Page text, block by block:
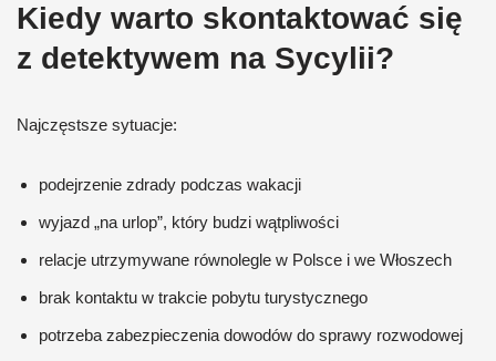
Kiedy warto skontaktować się
z detektywem na Sycylii?
Najczęstsze sytuacje:
podejrzenie zdrady podczas wakacji
wyjazd „na urlop”, który budzi wątpliwości
relacje utrzymywane równolegle w Polsce i we Włoszech
brak kontaktu w trakcie pobytu turystycznego
potrzeba zabezpieczenia dowodów do sprawy rozwodowej